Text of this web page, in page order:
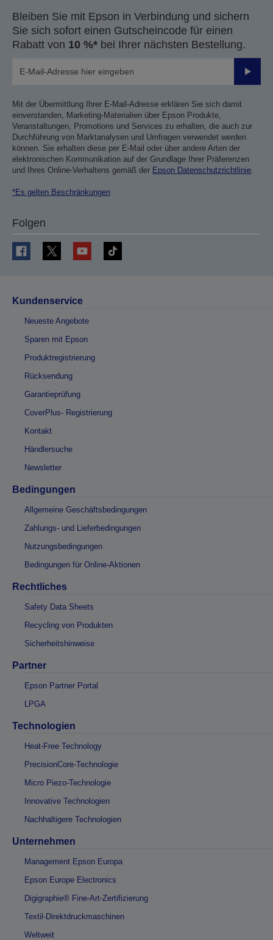
Bleiben Sie mit Epson in Verbindung und sichern
Sie sich sofort einen Gutscheincode für einen
Rabatt von 10 %* bei Ihrer nächsten Bestellung.
Mit der Übermittlung Ihrer E-Mail-Adresse erklären Sie sich damit
einverstanden, Marketing-Materialien über Epson Produkte,
Veranstaltungen, Promotions und Services zu erhalten, die auch zur
Durchführung von Marktanalysen und Umfragen verwendet werden
können. Sie erhalten diese per E-Mail oder über andere Arten der
elektronischen Kommunikation auf der Grundlage Ihrer Präferenzen
und Ihres Online-Verhaltens gemäß der Epson Datenschutzrichtlinie.
*Es gelten Beschränkungen
Folgen
Kundenservice
Neueste Angebote
Sparen mit Epson
Produktregistrierung
Rücksendung
Garantieprüfung
CoverPlus- Registrierung
Kontakt
Händlersuche
Newsletter
Bedingungen
Allgemeine Geschäftsbedingungen
Zahlungs- und Lieferbedingungen
Nutzungsbedingungen
Bedingungen für Online-Aktionen
Rechtliches
Safety Data Sheets
Recycling von Produkten
Sicherheitshinweise
Partner
Epson Partner Portal
LPGA
Technologien
Heat-Free Technology
PrecisionCore-Technologie
Micro Piezo-Technologie
Innovative Technologien
Nachhaltigere Technologien
Unternehmen
Management Epson Europa
Epson Europe Electronics
Digigraphie® Fine-Art-Zertifizierung
Textil-Direktdruckmaschinen
Weltweit